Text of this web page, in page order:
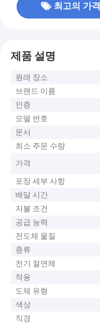
최고의 가격
제품 설명
원래 장소
브랜드 이름
인증
모델 번호
문서
최소 주문 수량
가격
포장 세부 사항
배달 시간
지불 조건
공급 능력
전도체 물질
종류
전기 절연체
적용
도체 유형
색상
직경